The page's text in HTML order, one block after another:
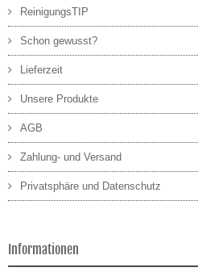
ReinigungsTIP
Schon gewusst?
Lieferzeit
Unsere Produkte
AGB
Zahlung- und Versand
Privatsphäre und Datenschutz
Informationen